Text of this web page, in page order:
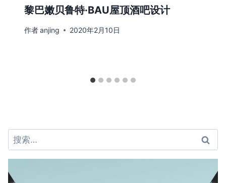
黎巴嫩贝鲁特·BAU屋顶酒吧设计
作者anjing 2020年2月10日
搜
索：